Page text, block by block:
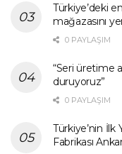
Türkiye’deki
mağazasını
0 PAYLAŞIM
“Seri üretime
duruyoruz”
0 PAYLAŞIM
Türkiye’nin
Fabrikası